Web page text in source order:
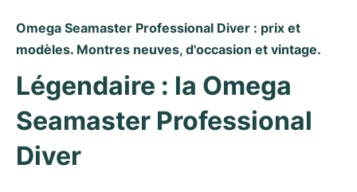
Omega Seamaster Professional Diver : prix et
modèles. Montres neuves, d'occasion et vintage.
Légendaire : la Omega
Seamaster Professional
Diver